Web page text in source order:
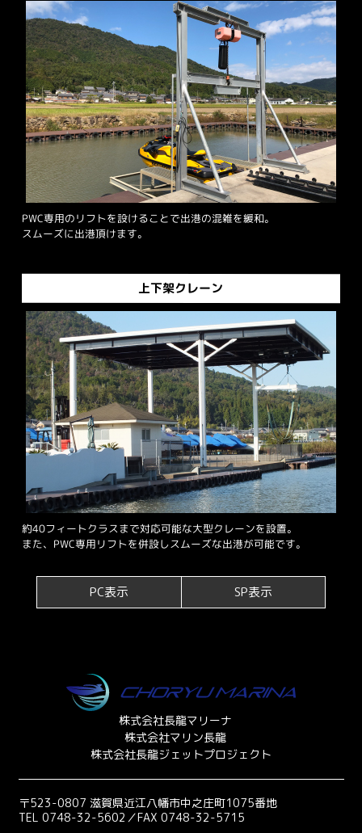
PWC専用のリフトを設けることで出港の混雑を緩和。
スムーズに出港頂けます。
上下架クレーン
約40フィートクラスまで対応可能な大型クレーンを設置。
また、PWC専用リフトを併設しスムーズな出港が可能です。
PC表示 SP表示
株式会社長龍マリーナ
株式会社マリン長龍
株式会社長龍ジェットプロジェクト
〒523-0807 滋賀県近江八幡市中之庄町1075番地
TEL 0748-32-5602／FAX 0748-32-5715